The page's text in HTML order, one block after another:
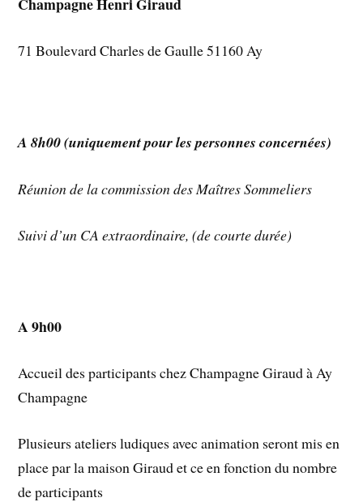
71 Boulevard Charles de Gaulle 51160 Ay
A 8h00 (uniquement pour les personnes concernées)
Réunion de la commission des Maîtres Sommeliers
Suivi d’un CA extraordinaire, (de courte durée)
A 9h00
Accueil des participants chez Champagne Giraud à Ay
Champagne
Plusieurs ateliers ludiques avec animation seront mis en
place par la maison Giraud et ce en fonction du nombre
de participants